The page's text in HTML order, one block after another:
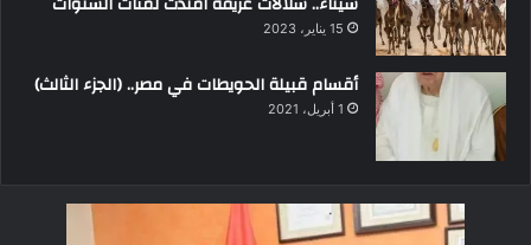
15 يناير، 2023
أقسام قبيلة الحويطات في مصر.. (الجزء الثالث)
1 أبريل، 2021